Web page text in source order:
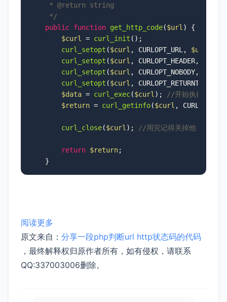
     *
@return string
     */
public function get_http_code($url ) {
$curl
= curl_init ();
curl_setopt ($curl , CURLOPT_URL, $url
curl_setopt ($curl , CURLOPT_HEADER,
curl_setopt ($curl , CURLOPT_NOBODY,
curl_setopt ($curl ,
$data = curl_exec($curl );
//开始执行啦～
$return = curl_getinfo($curl ,
curl_close($curl ); //用完记得关掉他
return $return;
    }
阅读更多
原文来自： 分享一段php判断url http状态码的代码
，最终解释权归原作者所有，如有侵权，请联系
QQ:337003006删除。